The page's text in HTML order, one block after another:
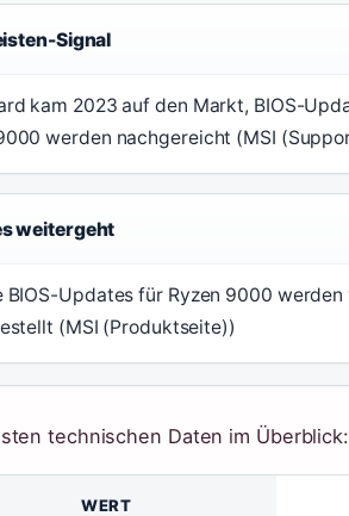
Signal
kam 2023 auf den Markt, BIOS-
werden nachgereicht (MSI
weitergeht
BIOS-Updates für Ryzen 9000 werden
(MSI (Produktseite))
technischen Daten im Überblick:
WERT